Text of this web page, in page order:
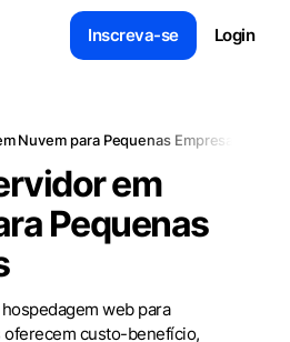
Inscreva-se Login
Nuvem para Pequenas Empresas
em
Pequenas
web para
oferecem custo-benefício,